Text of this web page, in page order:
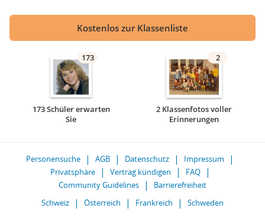
Kostenlos zur Klassenliste
173
173 Schüler erwarten
Sie
2
2 Klassenfotos voller
Erinnerungen
Personensuche AGB Datenschutz
Impressum
Privatsphäre
Vertrag kündigen
FAQ
Community Guidelines
Barrierefreiheit
Schweiz
Österreich Frankreich Schweden